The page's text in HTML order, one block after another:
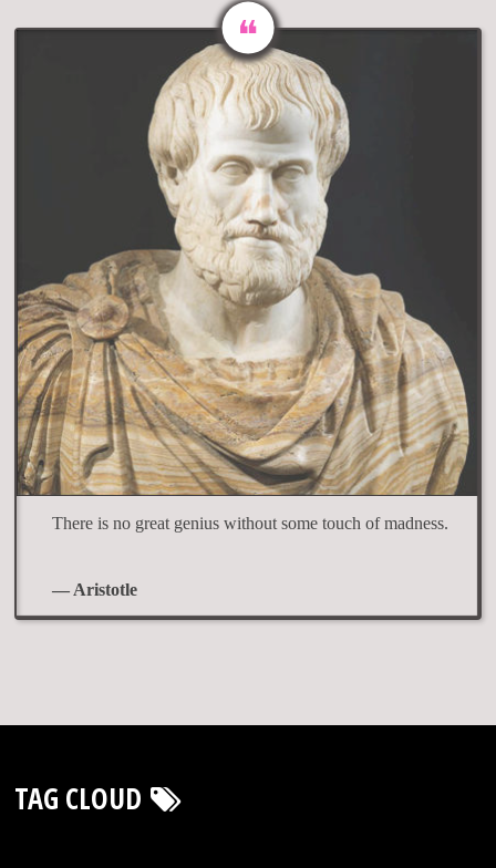
There is no great genius without some touch of madness.
— Aristotle
TAG CLOUD